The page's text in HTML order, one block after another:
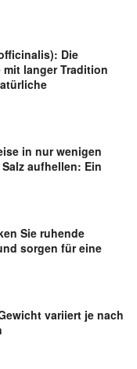
Die
langer Tradition
in nur wenigen
aufhellen: Ein
Sie ruhende
sorgen für eine
variiert je nach